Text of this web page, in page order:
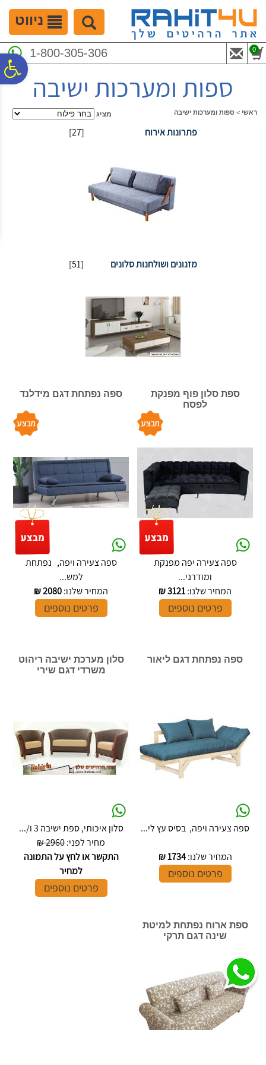
נגישות
המרכזי
ניווט
1-800-305-306 0
ספות ומערכות ישיבה
ראשי > ספות ומערכות ישיבה מציג
[27] פתרונות אירוח
[51] מזנונים ושולחנות סלונים
ספת סלון פוף מפנקת
לפסח
ספה צעירה יפה מפנקת
ומודרני...
המחיר שלנו:3121
₪
פרטים נוספים
ספה נפתחת דגם מידלנד
ספה צעירה ויפה, נפתחת
למש...
המחיר שלנו:2080
₪
פרטים נוספים
ספה נפתחת דגם ליאור
ספה צעירה ויפה, בסיס עץ לי...
המחיר שלנו:1734
₪
פרטים נוספים
סלון מערכת ישיבה ריהוט
משרדי דגם שירי
סלון איכותי, ספת ישיבה 3 ו/...
מחיר לפני:2960 ₪
התקשר או לחץ על התמונה
למחיר
פרטים נוספים
ספת ארוח נפתחת למיטת
שינה דגם תרקי